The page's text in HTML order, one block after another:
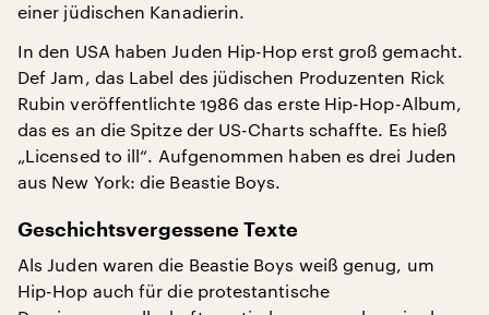
einer jüdischen Kanadierin.
In den USA haben Juden Hip-Hop erst groß gemacht.
Def Jam, das Label des jüdischen Produzenten Rick
Rubin veröffentlichte 1986 das erste Hip-Hop-Album,
das es an die Spitze der US-Charts schaffte. Es hieß
„Licensed to ill“. Aufgenommen haben es drei Juden
aus New York: die Beastie Boys.
Geschichtsvergessene Texte
Als Juden waren die Beastie Boys weiß genug, um
Hip-Hop auch für die protestantische